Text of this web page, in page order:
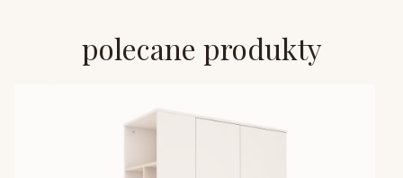
polecane produkty